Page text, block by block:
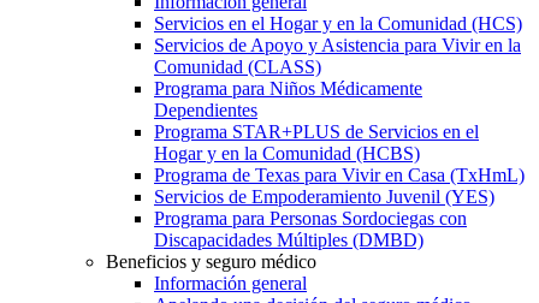
Servicios en el Hogar y en la Comunidad (HCS)
Servicios de Apoyo y Asistencia para Vivir en la
Comunidad (CLASS)
Programa para Niños Médicamente
Dependientes
Programa STAR+PLUS de Servicios en el
Hogar y en la Comunidad (HCBS)
Programa de Texas para Vivir en Casa (TxHmL)
Servicios de Empoderamiento Juvenil (YES)
Programa para Personas Sordociegas con
Discapacidades Múltiples (DMBD)
Beneficios y seguro médico
Información general